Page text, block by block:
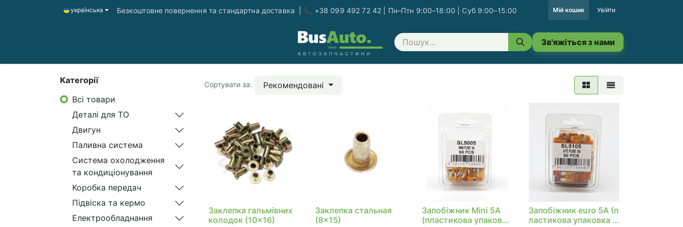
українська Безкоштовне повернення та стандартна доставка | 📞 +38 099 492 72 42 | Пн–Птн 9:00–18:00 | Суб 9:00–15:00 Мій кошик Увійти
Зв'яжіться з нами Зв'яжіться з нами
Категорії
Всі товари
Деталі для ТО
Двигун
Паливна система
Система охолодження
та кондиціонування
Коробка передач
Підвіска та кермо
Електрообладнання
Сортувати за: Рекомендовані
Заклепка гальмівних
колодок (10x16)
Заклепка стальная
(8x15)
Запобіжник Mini 5A
(пластикова упаковка
Запобіжник euro 5A (п
ластикова упаковка п